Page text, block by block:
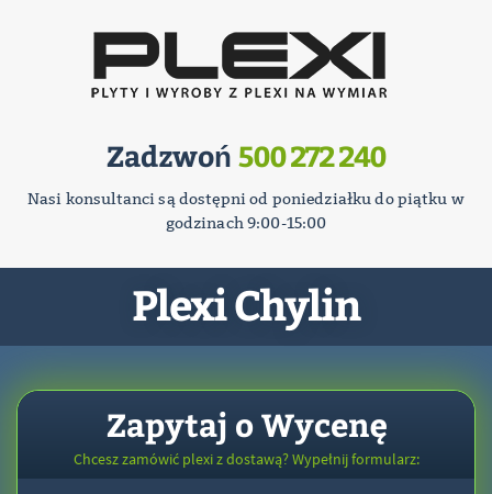
Zadzwoń 500 272 240
Nasi konsultanci są dostępni od poniedziałku do piątku w
godzinach 9:00-15:00
Plexi Chylin
Zapytaj o Wycenę
Chcesz zamówić plexi z dostawą? Wypełnij formularz: